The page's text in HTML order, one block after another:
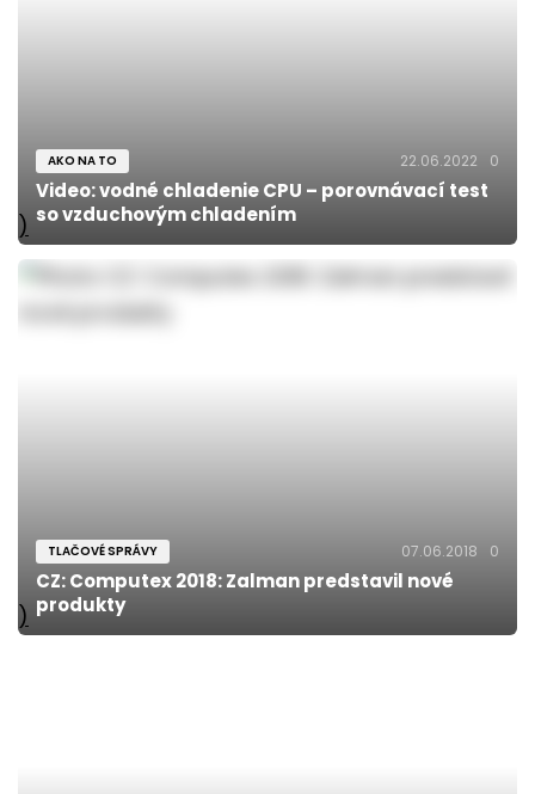
)
AKO NA TO 22.06.2022 0
Video: vodné chladenie CPU – porovnávací test
so vzduchovým chladením
)
TLAČOVÉ SPRÁVY 07.06.2018 0
CZ: Computex 2018: Zalman predstavil nové
produkty